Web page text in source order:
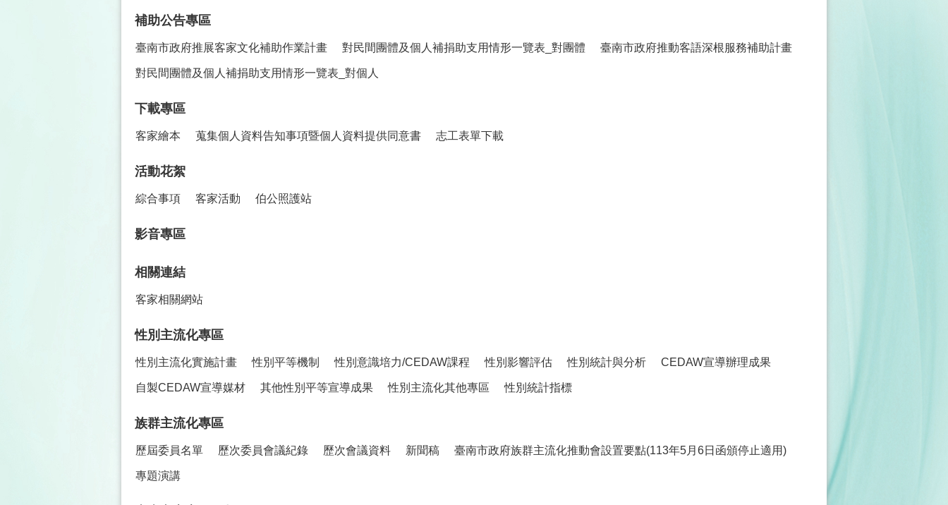
補助公告專區
臺南市政府推展客家文化補助作業計畫 對民間團體及個人補捐助支用情形一覽表_對團體 臺南市政府推動客語深根服務補助計畫
對民間團體及個人補捐助支用情形一覽表_對個人
下載專區
客家繪本 蒐集個人資料告知事項暨個人資料提供同意書 志工表單下載
活動花絮
綜合事項 客家活動 伯公照護站
影音專區
相關連結
客家相關網站
性別主流化專區
性別主流化實施計畫 性別平等機制 性別意識培力/CEDAW課程 性別影響評估 性別統計與分析 CEDAW宣導辦理成果
自製CEDAW宣導媒材 其他性別平等宣導成果 性別主流化其他專區 性別統計指標
族群主流化專區
歷屆委員名單 歷次委員會議紀錄 歷次會議資料 新聞稿 臺南市政府族群主流化推動會設置要點(113年5月6日函頒停止適用)
專題演講